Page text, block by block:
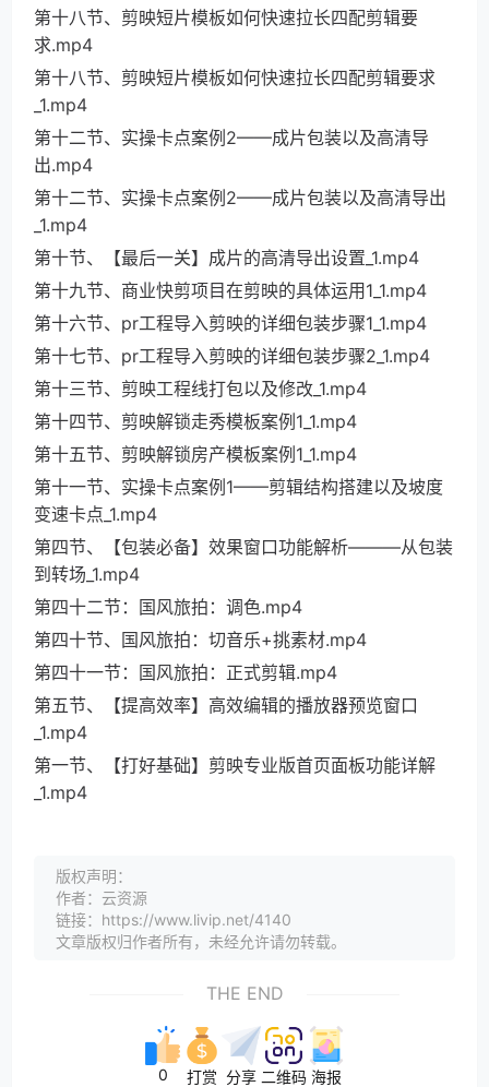
第十八节、剪映短片模板如何快速拉长四配剪辑要
求.mp4
第十八节、剪映短片模板如何快速拉长四配剪辑要求
_1.mp4
第十二节、实操卡点案例2——成片包装以及高清导
出.mp4
第十二节、实操卡点案例2——成片包装以及高清导出
_1.mp4
第十节、【最后一关】成片的高清导出设置_1.mp4
第十九节、商业快剪项目在剪映的具体运用1_1.mp4
第十六节、pr工程导入剪映的详细包装步骤1_1.mp4
第十七节、pr工程导入剪映的详细包装步骤2_1.mp4
第十三节、剪映工程线打包以及修改_1.mp4
第十四节、剪映解锁走秀模板案例1_1.mp4
第十五节、剪映解锁房产模板案例1_1.mp4
第十一节、实操卡点案例1——剪辑结构搭建以及坡度
变速卡点_1.mp4
第四节、【包装必备】效果窗口功能解析———从包装
到转场_1.mp4
第四十二节：国风旅拍：调色.mp4
第四十节、国风旅拍：切音乐+挑素材.mp4
第四十一节：国风旅拍：正式剪辑.mp4
第五节、【提高效率】高效编辑的播放器预览窗口
_1.mp4
第一节、【打好基础】剪映专业版首页面板功能详解
_1.mp4
版权声明：
作者：云资源
链接：https://www.livip.net/4140
文章版权归作者所有，未经允许请勿转载。
THE END
0 打赏 分享 二维码 海报